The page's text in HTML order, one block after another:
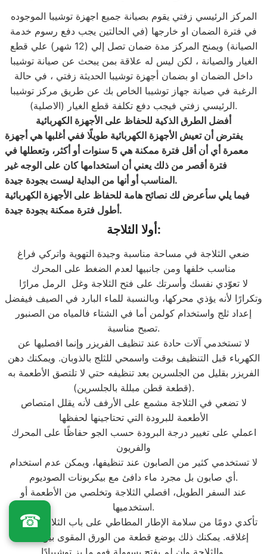
المركز الرئيسي زفتي يقوم بصيانة جميع اجهزة توشيبا الموجوده
في فترة الضمان او خارجها (في الحالتين يجب دفع رسوم خدمة
الصيانة) ويمنح المركز مدة ضمان تصل إلي (12 شهر) علي قطع
الغيار والصيانة ، لكن ليس له علاقة بمن يبحث عن صيانة توشيبا
داخل الضمان او بضمان أجهزة توشيبا الحديثة زفتي ، في حالة
الرغبة في صيانة جهاز توشيبا الخاص بك عن طريق مركز توشيبا
الرئيسي زفتي فيجب دفع تكلفة قطع الغيار (الاصلية).
أفضل الطرق الذكية للحفاظ على الأجهزة الكهربائية
يفترض أن تعيش الأجهزة الكهربائية طويلًا ففي أغلبها هي أجهزة
معمرة أي أن أقل فترة ممكنة هي 5 سنوات أو أكثر، وتعطلها في
فترة أقصر من ذلك يعني أن استخدامها كان على الوجه غير
المناسب أو أنها من البداية ليست بجودة جيدة.
فيما يلي سأعرض لك نصائح هامة للحفاظ على الأجهزة الكهربائية
أطول فترة ممكنة بجودة جيدة.
أولا الثلاجة:
ضعي الثلاجة في مساحة مناسبة وجيدة التهوية واتركي فراغ
مناسب خلفها ومن جانبيها لعدم الضغط على المحرك
لا تعوّدي نفسك وأسرتك على فتح الثلاجة وغل الرمل مرارًا
وتكرارًا لأنه يؤذي محركها، وبالنسبة للماء البارد في الصيف فيفضل
إعداد ثلج واستخدام كولمن أما في الشتاء فالمياه من الصنبور
تصبح مناسبة.
لا تستخدمي آلات حادة عند تنظيف الفريزر وإنما افصليها عن
الكهرباء قبل التنظيف بوقت واسمحي للثلج بالذوبان. ويمكنك دهن
الفريزر بقليل من الجلسرين بعد تنظيفه حتي لا تلتصق الأطعمة به
(قطعة قطن مبللة بالجلسرين).
لا تضعي في الثلاجة مشمع على الأرفف لأنه يقلل امتصاص
الأطعمة للبرودة التي تحتاجينها لحفظها
اعملي على تغيير درجة البرودة حسب الجو حفاظًا على المحرك
والفريون
لا تستخدمي كثير من الصابون عند تنظيفها، ويمكن عدم استخدام
أي صابون بل مجرد ماء دافئ مع بيكربونات الصوديوم.
عند السفر الطويل، افصلي الثلاجة وتخلصي من الأطعمة أو
استخدميها.
تأكدي دومًا من سلامة الإطار المطاطي على باب الثلاجة وإحكام
إغلاقه. يمكنك ذلك بوضع قطعة من الورق المقوى بين الباب
☎